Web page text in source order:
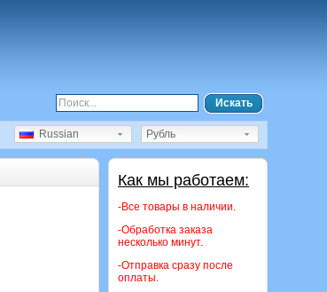
Искать
Рубль
Russian
Как мы работаем:
-Все товары в наличии.
-Обработка заказа
несколько минут.
-Отправка сразу после
оплаты.